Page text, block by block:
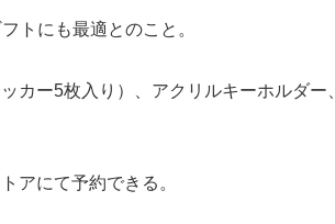
トにも最適とのこと。
カー5枚入り）、アクリルキーホルダー
アにて予約できる。